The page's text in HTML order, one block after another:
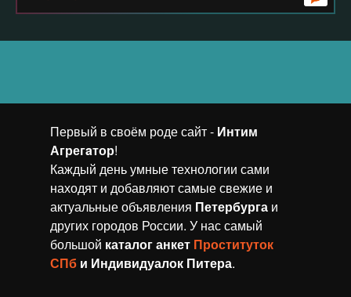
Первый в своём роде сайт - Интим
Агрегaтор!
Каждый день умные технологии сами
находят и добавляют самые свежие и
актуальные объявления Петербурга и
других городов России. У нас самый
большой каталог анкет Проституток
СПб и Индивидуалок Питера.